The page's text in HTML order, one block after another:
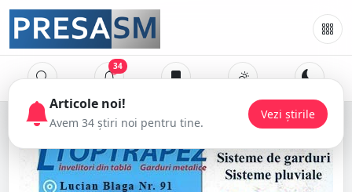
34
Articole noi!
Avem 34 știri noi pentru tine.
Vezi știrile